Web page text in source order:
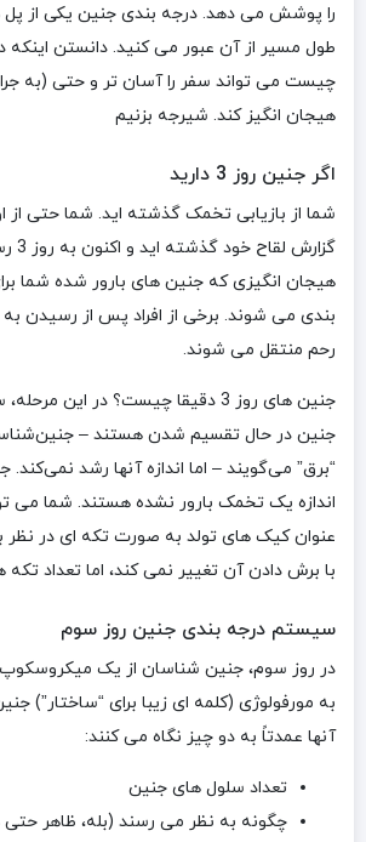
را پوشش می دهد. درجه بندی جنین یکی از
طول مسیر از آن عبور می کنید. دانستن اینکه
چیست می تواند سفر را آسان تر و حتی (به
هیجان انگیز کند. شیرجه بزنیم
اگر جنین روز 3 دارید
شما از بازیابی تخمک گذشته اید. شما حتی از
هیجان انگیزی که جنین های بارور شده شما
بندی می شوند. برخی از افراد پس از رسیدن
رحم منتقل می شوند.
جنین های روز 3 دقیقا چیست؟ در این
جنین در حال تقسیم شدن هستند –
“برق” می‌گویند – اما اندازه آنها رشد
اندازه یک تخمک بارور نشده هستند. شما می
عنوان کیک های تولد به صورت تکه ای در نظر
با برش دادن آن تغییر نمی کند، اما تعداد
سیستم درجه بندی جنین روز سوم
در روز سوم، جنین شناسان از یک میکروسکوپ
به مورفولوژی (کلمه ای زیبا برای “ساختار”)
آنها عمدتاً به دو چیز نگاه می کنند:
تعداد سلول های جنین
چگونه به نظر می رسند (بله، ظاهر حتی